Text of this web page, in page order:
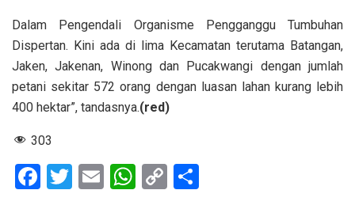
Dalam Pengendali Organisme Pengganggu Tumbuhan
Dispertan. Kini ada di lima Kecamatan terutama Batangan,
Jaken, Jakenan, Winong dan Pucakwangi dengan jumlah
petani sekitar 572 orang dengan luasan lahan kurang lebih
400 hektar”, tandasnya.(red)
303
F
T
E
W C